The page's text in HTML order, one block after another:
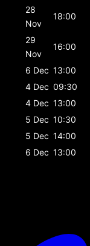
28
Nov
18:00
29
Nov
16:00
6 Dec 13:00
4 Dec 09:30
4 Dec 13:00
5 Dec 10:30
5 Dec 14:00
6 Dec 13:00